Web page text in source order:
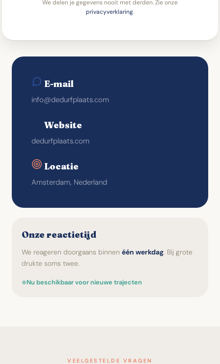
We delen je gegevens nooit met derden. Zie onze
privacyverklaring.
E-mail
info@dedurfplaats.com
Website
dedurfplaats.com
Locatie
Amsterdam, Nederland
Onze reactietijd
We reageren doorgaans binnen één werkdag. Bij grote
drukte soms twee.
Nu beschikbaar voor nieuwe trajecten
VEELGESTELDE VRAGEN